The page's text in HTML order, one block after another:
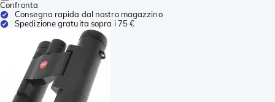
Confronta
Consegna rapida dal nostro magazzino
Spedizione gratuita sopra i 75 €